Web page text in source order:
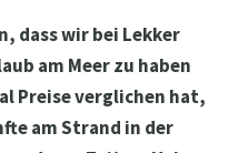
dass wir bei Lekker
am Meer zu haben
Preise verglichen hat,
am Strand in der